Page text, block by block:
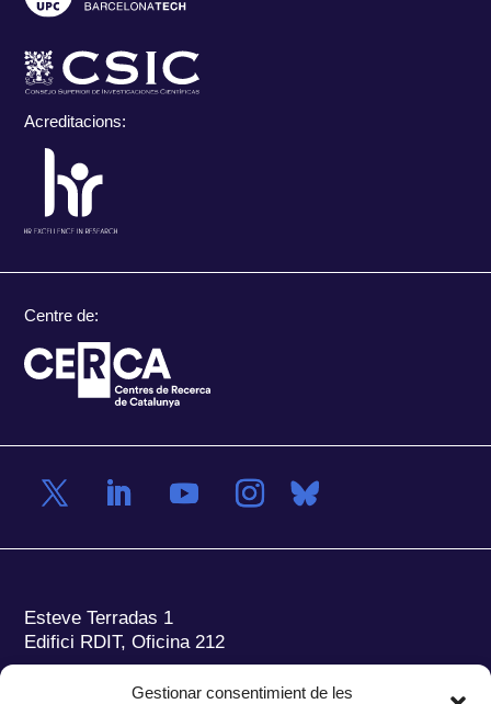
Gestionar consentimient de les
Acreditacions:
Centre de:
Esteve Terradas 1
Edifici RDIT, Oficina 212
Parc Mediterrani de la Tecnologia (PMT)